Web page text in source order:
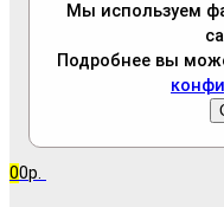
00р.
Мы используем
Подробнее вы